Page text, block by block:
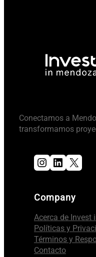
Conectamos a
transformamos
Instagram LinkedIn X
Company
Acerca de Invest
Políticas y
Términos y
Contacto